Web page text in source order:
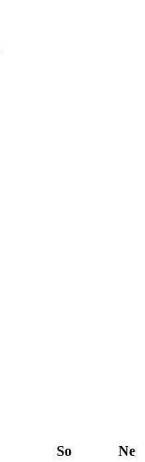
So Ne